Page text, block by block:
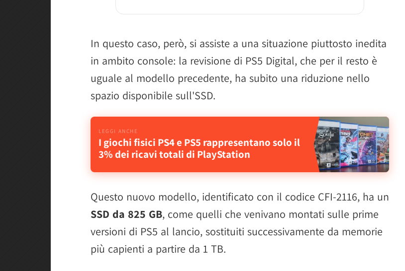
In questo caso, però, si assiste a una situazione piuttosto inedita
in ambito console: la revisione di PS5 Digital, che per il resto è
uguale al modello precedente, ha subito una riduzione nello
spazio disponibile sull'SSD.
I giochi fisici PS4 e PS5 rappresentano solo il
3% dei ricavi totali di PlayStation
Questo nuovo modello, identificato con il codice CFI-2116, ha un
SSD da 825 GB, come quelli che venivano montati sulle prime
versioni di PS5 al lancio, sostituiti successivamente da memorie
più capienti a partire da 1 TB.